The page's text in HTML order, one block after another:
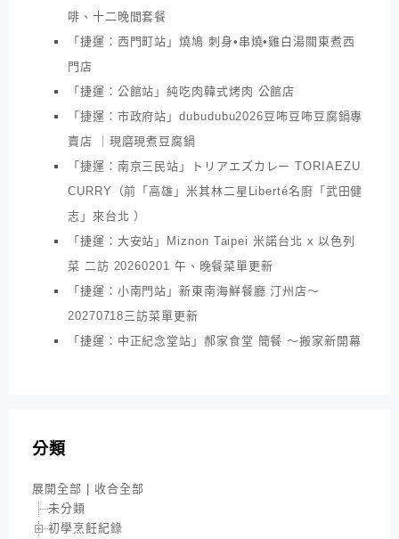
啡、十二晚間套餐
「捷運：西門町站」燒鳩 刺身•串燒•雞白湯關東煮西
門店
「捷運：公館站」純吃肉韓式烤肉 公館店
「捷運：市政府站」dubudubu2026豆咘豆咘豆腐鍋專
賣店 ｜現磨現煮豆腐鍋
「捷運：南京三民站」トリアエズカレー TORIAEZU
CURRY（前「高雄」米其林二星Liberté名廚「武田健
志」來台北 ）
「捷運：大安站」Miznon Taipei 米諾台北 x 以色列
菜 二訪 20260201 午、晚餐菜單更新
「捷運：小南門站」新東南海鮮餐廳 汀州店～
20270718三訪菜單更新
「捷運：中正紀念堂站」郝家食堂 簡餐 ～搬家新開幕
分類
展開全部
收合全部
未分類
初學烹飪紀錄